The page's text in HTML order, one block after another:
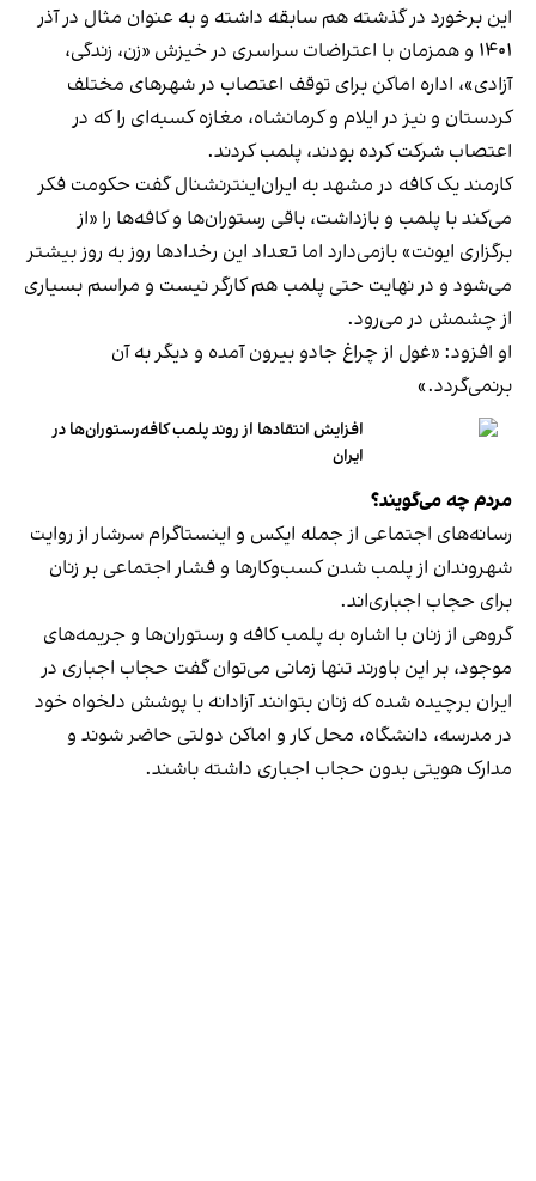
این برخورد در گذشته هم سابقه داشته و به عنوان مثال در آذر
۱۴۰۱ و همزمان با اعتراضات سراسری در خیزش «زن، زندگی،
آزادی»، اداره اماکن برای توقف اعتصاب در شهرهای مختلف
کردستان و نیز در ایلام و کرمانشاه، مغازه کسبه‌ای را که در
اعتصاب شرکت کرده بودند، پلمب کردند.
کارمند یک کافه در مشهد به ایران‌اینترنشنال گفت حکومت فکر
می‌کند با پلمب و بازداشت، باقی رستوران‌ها و کافه‌ها را «از
برگزاری ایونت» بازمی‌دارد اما تعداد این رخدادها روز به روز بیشتر
می‌شود و در نهایت حتی پلمب هم کارگر نیست و مراسم بسیاری
از چشمش در می‌رود.
او افزود: «غول از چراغ جادو بیرون آمده و دیگر به آن
برنمی‎‌گردد.»
افزایش انتقادها از روند پلمب کافه‌رستوران‌ها در
ایران
مردم چه می‌گویند؟
رسانه‎‌های اجتماعی از جمله ایکس و اینستاگرام سرشار از روایت
شهروندان از پلمب شدن کسب‌وکارها و فشار اجتماعی بر زنان
برای حجاب اجباری‌اند.
گروهی از زنان با اشاره به پلمب کافه و رستوران‌ها و جریمه‌های
موجود، بر این باورند تنها زمانی می‌توان گفت حجاب اجباری در
ایران برچیده شده که زنان بتوانند آزادانه با پوشش دلخواه خود
در مدرسه، دانشگاه، محل کار و اماکن دولتی حاضر شوند و
مدارک هویتی بدون حجاب اجباری داشته باشند.